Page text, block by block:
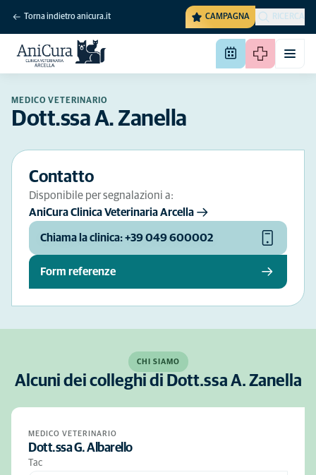
Torna indietro anicura.it CAMPAGNA RICERCA
MEDICO VETERINARIO
Dott.ssa A. Zanella
Contatto
Disponibile per segnalazioni a:
AniCura Clinica Veterinaria Arcella
Chiama la clinica: +39 049 600002
Form referenze
CHI SIAMO
Alcuni dei colleghi di Dott.ssa A. Zanella
MEDICO VETERINARIO
Dott.ssa G. Albarello
Tac